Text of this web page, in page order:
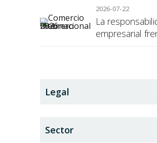
2026-07-22
La
empresarial
Legal
Sector